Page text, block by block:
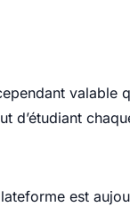
valable
d’étudiant
est